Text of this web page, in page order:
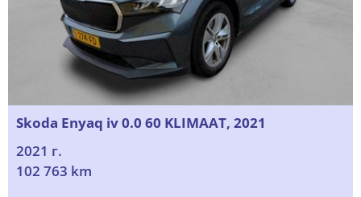
Skoda Enyaq iv 0.0 60 KLIMAAT, 2021
2021 г.
102 763 km